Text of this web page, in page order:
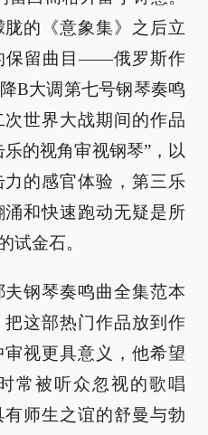
的《意象集》之后立
保留曲目——俄罗斯作
B大调第七号钢琴奏鸣
世界大战期间的作品
的视角审视钢琴”，以
的感官体验，第三乐
和快速跑动无疑是所
试金石。
钢琴奏鸣曲全集范本
这部热门作品放到作
视更具意义，他希望
常被听众忽视的歌唱
师生之谊的舒曼与勃